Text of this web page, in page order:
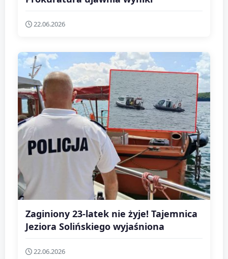
22.06.2026
Zaginiony 23-latek nie żyje! Tajemnica
Jeziora Solińskiego wyjaśniona
22.06.2026